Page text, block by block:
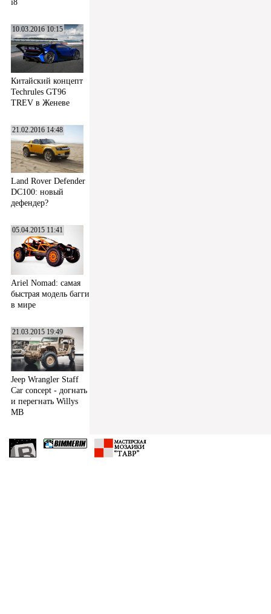
i8
10.03.2016 10:15
Китайский концепт
Techrules GT96
TREV в Женеве
21.02.2016 14:48
Land Rover Defender
DC100: новый
дефендер?
05.04.2015 11:41
Ariel Nomad: самая
быстрая модель багги
в мире
21.03.2015 19:49
Jeep Wrangler Staff
Car concept - догнать
и перегнать Willys
MB